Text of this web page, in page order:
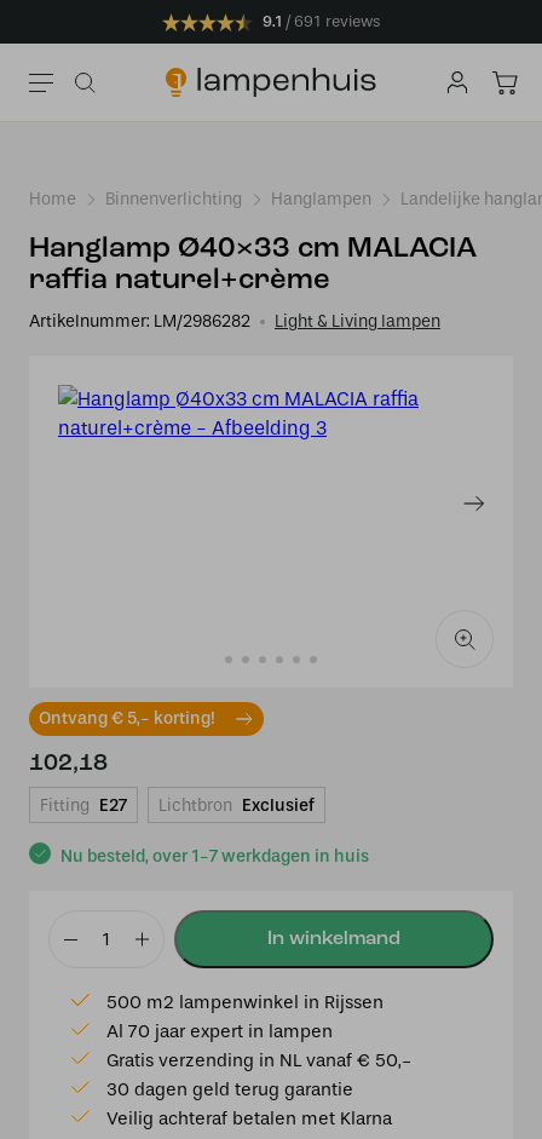
9.1 691 reviews
Home Binnenverlichting Hanglampen Landelijke
Hanglamp Ø40×33 cm MALACIA
raffia naturel+crème
Artikelnummer: LM/2986282 Light & Living lampen
Ontvang € 5,- korting!
Nu besteld, over 1-7 werkdagen in huis
102,18
Fitting E27 Lichtbron Exclusief
Hanglamp
cm
MALACIA
raffia
naturel+crème
aantal
500 m2 lampenwinkel in Rijssen
Al 70 jaar expert in lampen
Gratis verzending in NL vanaf € 50,-
30 dagen geld terug garantie
Veilig achteraf betalen met Klarna